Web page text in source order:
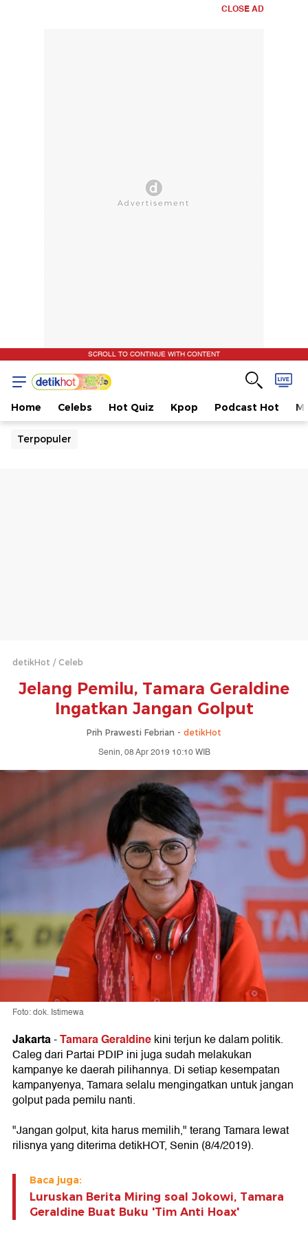
CLOSE AD
SCROLL TO CONTINUE WITH CONTENT
Home Celebs Hot Quiz Kpop Podcast Hot
Terpopuler
detikHot Celeb
Jelang Pemilu, Tamara Geraldine
Ingatkan Jangan Golput
Prih Prawesti Febrian - detikHot
Senin, 08 Apr 2019 10:10 WIB
Foto: dok. Istimewa
Jakarta-Tamara Geraldinekini terjun ke dalam politik.
Caleg dari Partai PDIP ini juga sudah melakukan
kampanye ke daerah pilihannya. Di setiap kesempatan
kampanyenya, Tamara selalu mengingatkan untuk jangan
golput pada pemilu nanti.
"Jangan golput, kita harus memilih," terang Tamara lewat
rilisnya yang diterima detikHOT, Senin (8/4/2019).
Baca juga:
Luruskan Berita Miring soal Jokowi, Tamara
Geraldine Buat Buku 'Tim Anti Hoax'